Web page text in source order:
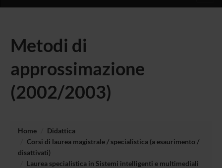
Metodi di
approssimazione
(2002/2003)
Home
Didattica
Corsi di laurea magistrale / specialistica (a esaurimento /
disattivati)
Laurea specialistica in Sistemi intelligenti e multimediali